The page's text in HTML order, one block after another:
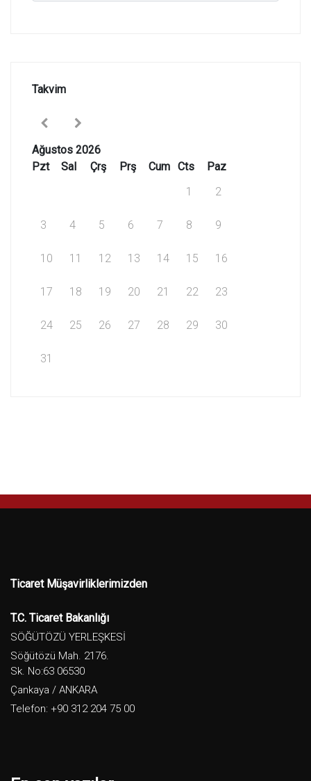
Takvim
Ağustos 2026
Pzt
Sal Çrş Prş Cum Cts
Paz
1
2
3 4 5 6 7 8 9
10 11 12 13 14 15 16
17 18 19 20 21 22 23
24 25 26 27 28 29 30
31
Ticaret Müşavirliklerimizden
T.C. Ticaret Bakanlığı
SÖĞÜTÖZÜ YERLEŞKESİ
Söğütözü Mah. 2176.
Sk. No:63 06530
Çankaya / ANKARA
Telefon: +90 312 204 75 00